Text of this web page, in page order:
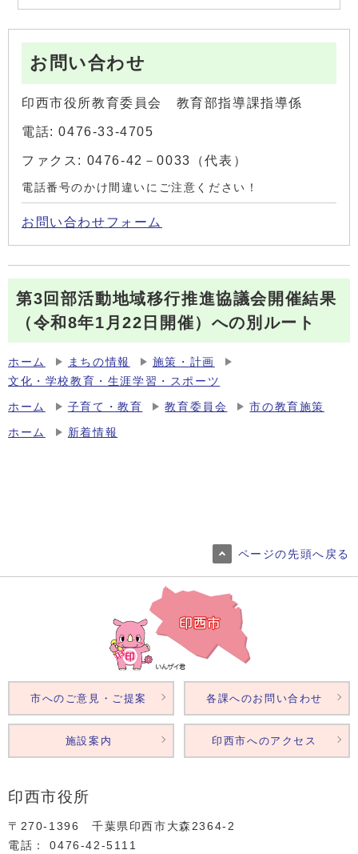
お問い合わせ
印西市役所教育委員会 教育部指導課指導係
電話: 0476-33-4705
ファクス: 0476-42－0033（代表）
電話番号のかけ間違いにご注意ください！
お問い合わせフォーム
第3回部活動地域移行推進協議会開催結果
（令和8年1月22日開催）への別ルート
ホーム まちの情報
施策・計画
文化・学校教育・生涯学習・スポーツ
ホーム 子育て・教育 教育委員会 市の教育施策
ホーム 新着情報
ページの先頭へ戻る
印西市役所
〒270-1396 千葉県印西市大森2364‐2
電話： 0476‐42‐5111
市へのご意見・ご提案 各課へのお問い合わせ
施設案内 印西市へのアクセス